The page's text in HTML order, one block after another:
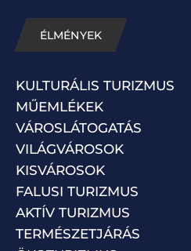
ÉLMÉNYEK
KULTURÁLIS TURIZMUS
MŰEMLÉKEK
VÁROSLÁTOGATÁS
VILÁGVÁROSOK
KISVÁROSOK
FALUSI TURIZMUS
AKTÍV TURIZMUS
TERMÉSZETJÁRÁS